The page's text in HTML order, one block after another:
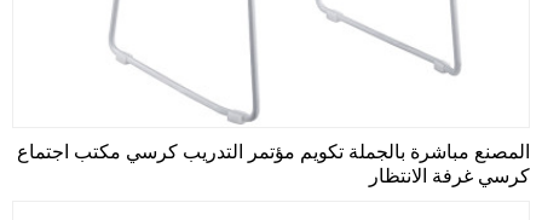
المصنع مباشرة بالجملة تكويم مؤتمر التدريب كرسي مكتب اجتماع
كرسي غرفة الانتظار